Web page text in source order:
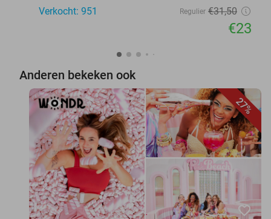
Verkocht: 951
Regulier €31,50
€23
Anderen bekeken ook
27%
favorite_border